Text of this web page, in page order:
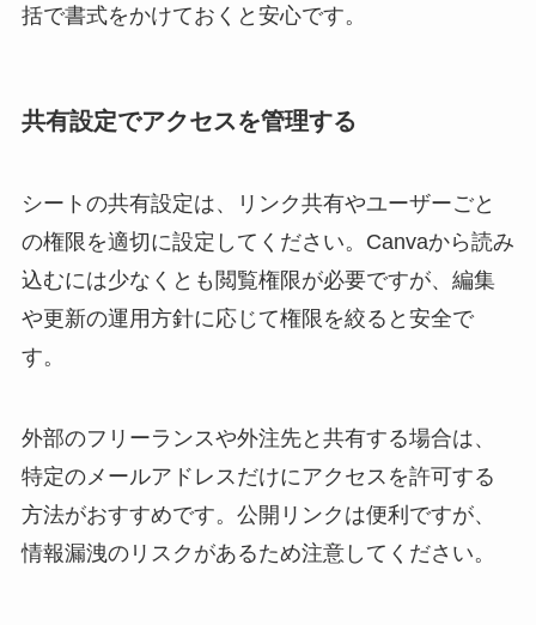
括で書式をかけておくと安心です。
共有設定でアクセスを管理する
シートの共有設定は、リンク共有やユーザーごと
の権限を適切に設定してください。Canvaから読み
込むには少なくとも閲覧権限が必要ですが、編集
や更新の運用方針に応じて権限を絞ると安全で
す。
外部のフリーランスや外注先と共有する場合は、
特定のメールアドレスだけにアクセスを許可する
方法がおすすめです。公開リンクは便利ですが、
情報漏洩のリスクがあるため注意してください。